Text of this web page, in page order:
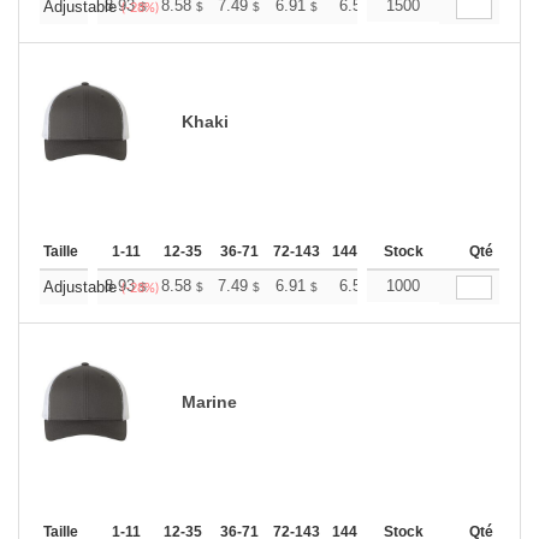
Adjustable(-28%)
8.93$ 8.58 $ 7.49 $ 6.91 $ 6.57 6.45
1500
Khaki
Taille 1-11 12-35 36-71 72-143 144-287 288 + Plus
Stock Qté
Adjustable(-28%)
8.93$ 8.58 $ 7.49 $ 6.91 $ 6.57 6.45
1000
Marine
Taille 1-11 12-35 36-71 72-143 144-287 288 + Plus
Stock Qté